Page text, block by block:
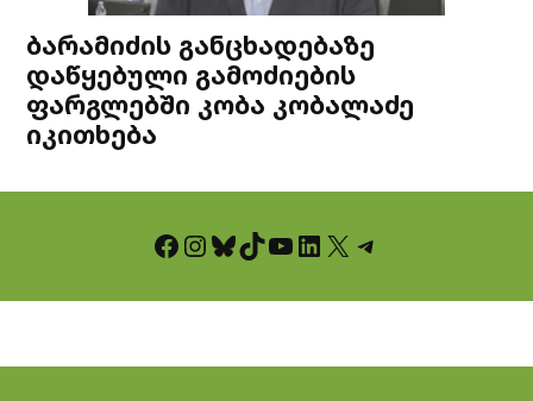
ბარამიძის განცხადებაზე
დაწყებული გამოძიების
ფარგლებში კობა კობალაძე
იკითხება
Facebook InstagramBluesky TikTok YouTube LinkedIn X Telegram